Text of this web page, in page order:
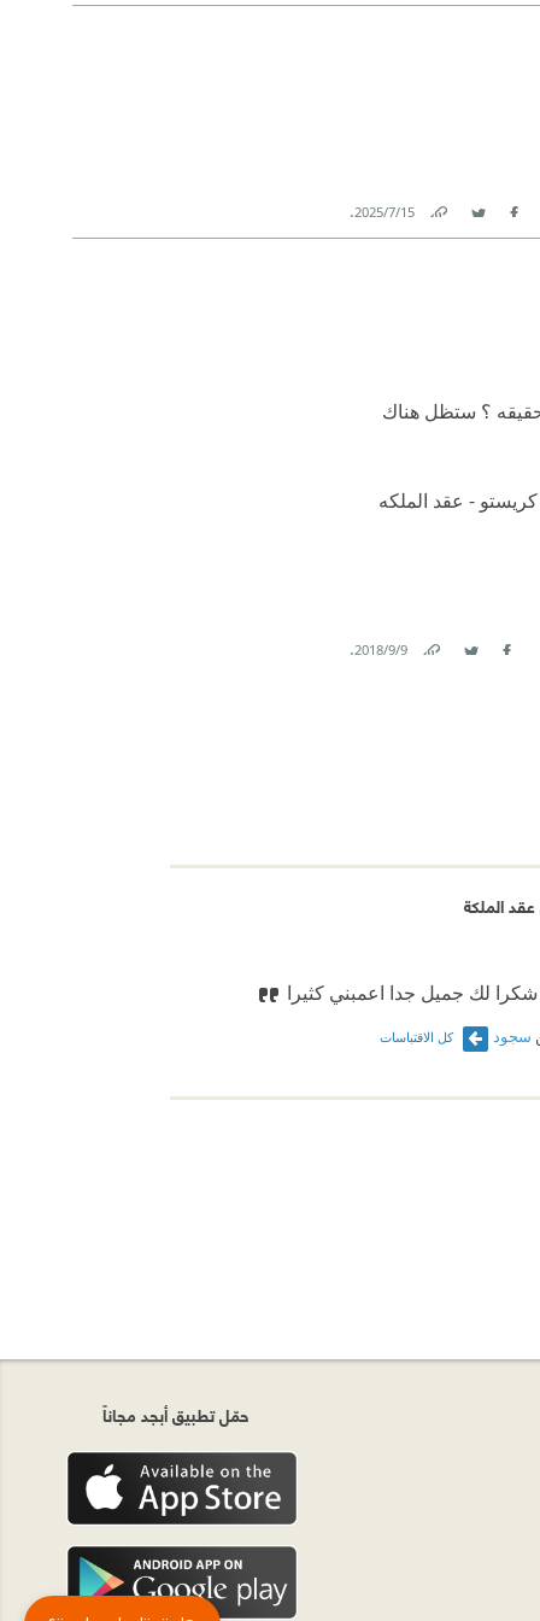
Facebook
Twitter
Link
Facebook
Twitter
Link
15‏/7‏/2025
.
؟ ستظل هناك
كريستو - عقد الملكه
9‏/9‏/2018
.
الملكة
لك جميل جدا اعمبني كثيرا
سجود كل الاقتباسات
حمّل تطبيق أبجد مجاناً